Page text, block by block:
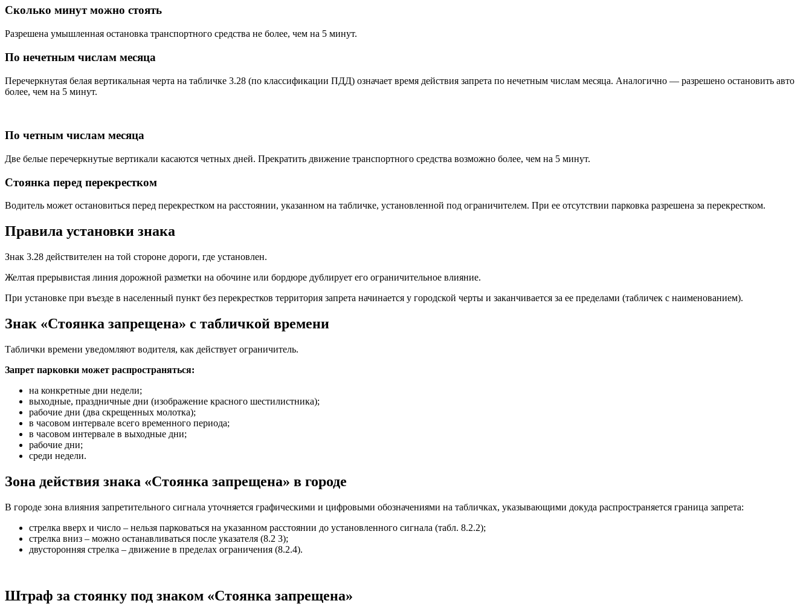
Сколько минут можно стоять
Разрешена умышленная остановка транспортного средства не более, чем на 5 минут.
По нечетным числам месяца
Перечеркнутая белая вертикальная черта на табличке 3.28 (по классификации ПДД) означает время действия запрета по нечетным числам месяца. Аналогично — разрешено остановить авто
более, чем на 5 минут.
По четным числам месяца
Две белые перечеркнутые вертикали касаются четных дней. Прекратить движение транспортного средства возможно более, чем на 5 минут.
Стоянка перед перекрестком
Водитель может остановиться перед перекрестком на расстоянии, указанном на табличке, установленной под ограничителем. При ее отсутствии парковка разрешена за перекрестком.
Правила установки знака
Знак 3.28 действителен на той стороне дороги, где установлен.
Желтая прерывистая линия дорожной разметки на обочине или бордюре дублирует его ограничительное влияние.
При установке при въезде в населенный пункт без перекрестков территория запрета начинается у городской черты и заканчивается за ее пределами (табличек с наименованием).
Знак «Стоянка запрещена» с табличкой времени
Таблички времени уведомляют водителя, как действует ограничитель.
Запрет парковки может распространяться:
на конкретные дни недели;
выходные, праздничные дни (изображение красного шестилистника);
рабочие дни (два скрещенных молотка);
в часовом интервале всего временного периода;
в часовом интервале в выходные дни;
рабочие дни;
среди недели.
Зона действия знака «Стоянка запрещена» в городе
В городе зона влияния запретительного сигнала уточняется графическими и цифровыми обозначениями на табличках, указывающими докуда распространяется граница запрета:
стрелка вверх и число – нельзя парковаться на указанном расстоянии до установленного сигнала (табл. 8.2.2);
стрелка вниз – можно останавливаться после указателя (8.2 3);
двусторонняя стрелка – движение в пределах ограничения (8.2.4).
Штраф за стоянку под знаком «Стоянка запрещена»